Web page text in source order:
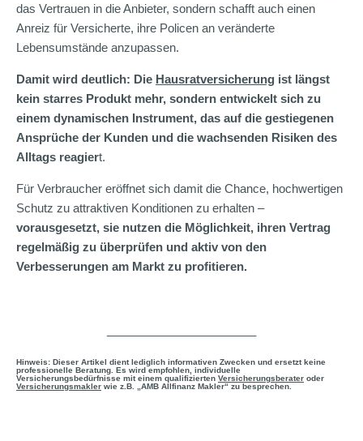
das Vertrauen in die Anbieter, sondern schafft auch einen
Anreiz für Versicherte, ihre Policen an veränderte
Lebensumstände anzupassen.
Damit wird deutlich: Die Hausratversicherung ist längst
kein starres Produkt mehr, sondern entwickelt sich zu
einem dynamischen Instrument, das auf die gestiegenen
Ansprüche der Kunden und die wachsenden Risiken des
Alltags reagiert.
Für Verbraucher eröffnet sich damit die Chance, hochwertigen
Schutz zu attraktiven Konditionen zu erhalten –
vorausgesetzt, sie nutzen die Möglichkeit, ihren Vertrag
regelmäßig zu überprüfen und aktiv von den
Verbesserungen am Markt zu profitieren.
Hinweis: Dieser Artikel dient lediglich informativen Zwecken und ersetzt keine
professionelle Beratung. Es wird empfohlen, individuelle
Versicherungsbedürfnisse mit einem qualifizierten Versicherungsberater oder
Versicherungsmakler wie z.B. „AMB Allfinanz Makler“ zu besprechen.